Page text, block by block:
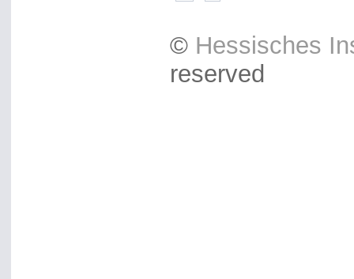
© Hessisches
reserved